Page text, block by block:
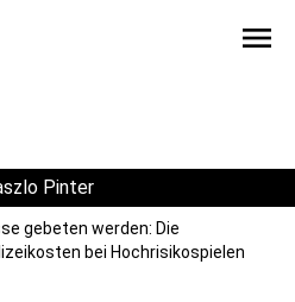
menu
Pinter
gebeten werden: Die
bei Hochrisikospielen